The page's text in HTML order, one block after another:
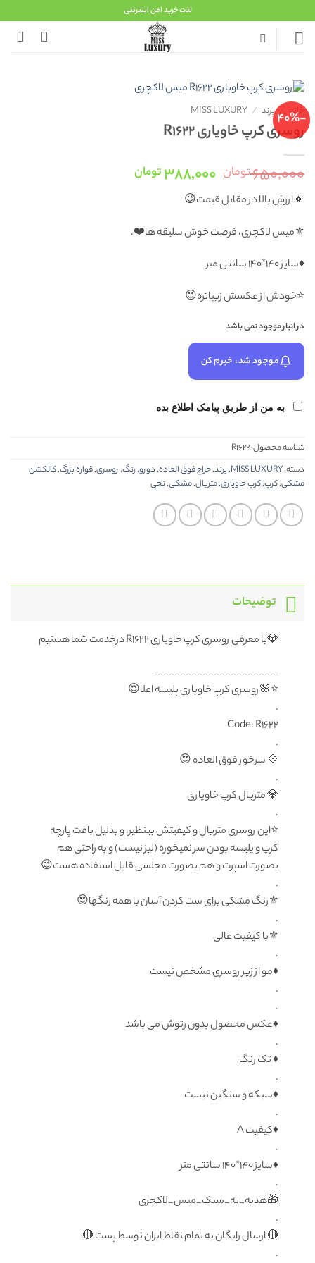
to
content
لذت خرید امن اینترنتی
-40%
خانه / برند /
MISS LUXURY
روسری کرپ خاویاری R1622
۶۵۰,۰۰۰تومان قیمت
اصلی:
بود.
۳۸۸,۰۰۰تومانقیمت
🔸ارزش بالا در مقابل قیمت😉
⚜️میس لاکچری، فرصت خوش سلیقه ها❤️.
♦️سایز ۱۴۰*۱۴۰ سانتی متر
⭐️خودش از عکسش زیباتره😉
در انبار موجود نمی باشد
موجود شد، خبرم کن
به من از طریق پیامک اطلاع بده
شناسه محصول:R1622
دسته:MISS LUXURY
,برند,حراج فوق العاده,دورو,رنگ,روسری,قواره بزرگ,کالکشن
مشکی,کرپ,کرپ خاویاری,متریال,مشکی,نخی
توضیحات
💎با معرفی روسری کرپ خاویاری R1622 درخدمت شما هستیم
______________________
⭐️🌸روسری کرپ خاویاری پلیسه اعلا😍
.
Code: R1622
.
💠 سرخور فوق العاده 😍
.
💎 متریال کرپ خاویاری
.
⭐️این روسری متریال و کیفیتش بینظیر، و بدلیل بافت پارچه
کرپ و پلیسه بودن سر نمیخوره (لیز نیست) و به راحتی هم
بصورت اسپرت و هم بصورت مجلسی قابل استفاده هست😉
.
⚜️رنگ مشکی برای ست کردن آسان با همه رنگها😍
.
⚜️با کیفیت عالی
.
♦️مو از زیر روسری مشخص نیست
.
.
♦️عکس محصول بدون رتوش می باشد
.
♦️ تک رنگ
.
♦️سبکه و سنگین نیست
.
♦️كيفيت A
.
♦️سایز ۱۴۰*۱۴۰ سانتی متر
.
🎁هدیه_به_سبک_میس_لاکچری
.
🔴 ارسال رایگان به تمام نقاط ايران توسط پست 🔴
.